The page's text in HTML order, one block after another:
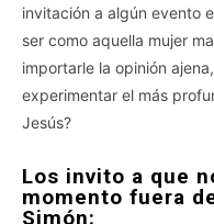
invitación a algún evento
ser como aquella mujer
importarle la opinión
experimentar el más
Jesús?
Los invito a que
momento fuera
Simón: